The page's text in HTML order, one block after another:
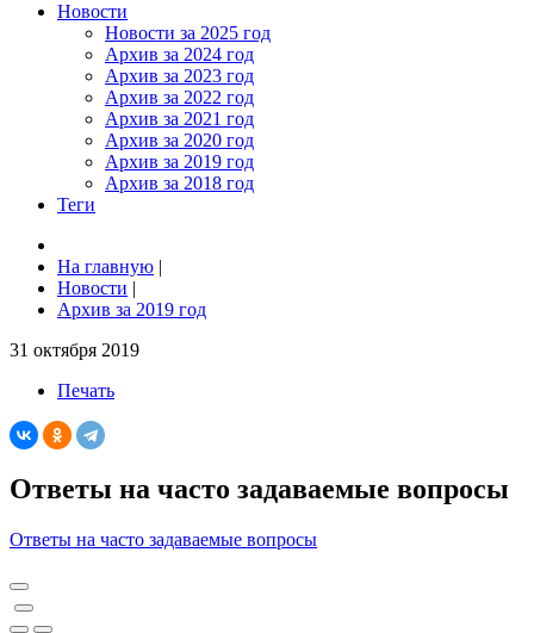
Новости
Новости за 2025 год
Архив за 2024 год
Архив за 2023 год
Архив за 2022 год
Архив за 2021 год
Архив за 2020 год
Архив за 2019 год
Архив за 2018 год
Теги
На главную |
Новости |
Архив за 2019 год
31 октября 2019
Печать
Ответы на часто задаваемые вопросы
Ответы на часто задаваемые вопросы